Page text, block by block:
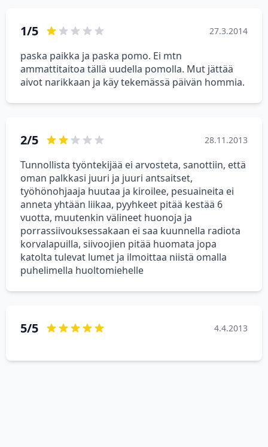
1/5 27.3.2014
paska paikka ja paska pomo. Ei mtn
ammattitaitoa tällä uudella pomolla. Mut jättää
aivot narikkaan ja käy tekemässä päivän hommia.
2/5 28.11.2013
Tunnollista työntekijää ei arvosteta, sanottiin, että
oman palkkasi juuri ja juuri antsaitset,
työhönohjaaja huutaa ja kiroilee, pesuaineita ei
anneta yhtään liikaa, pyyhkeet pitää kestää 6
vuotta, muutenkin välineet huonoja ja
porrassiivouksessakaan ei saa kuunnella radiota
korvalapuilla, siivoojien pitää huomata jopa
katolta tulevat lumet ja ilmoittaa niistä omalla
puhelimella huoltomiehelle
5/5 4.4.2013